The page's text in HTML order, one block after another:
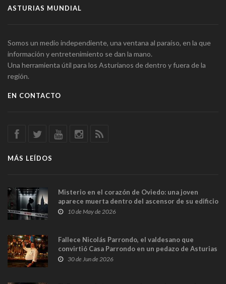
ASTURIAS MUNDIAL
Somos un medio independiente, una ventana al paraíso, en la que
información y entretenimiento se dan la mano.
Una herramienta útil para los Asturianos de dentro y fuera de la
región.
EN CONTACTO
MÁS LEÍDOS
Misterio en el corazón de Oviedo: una joven
aparece muerta dentro del ascensor de su edificio
y las cámaras captan sus últimos minutos
10 de May de 2026
Fallece Nicolás Parrondo, el valdesano que
convirtió Casa Parrondo en un pedazo de Asturias
en Madrid
30 de Jun de 2026